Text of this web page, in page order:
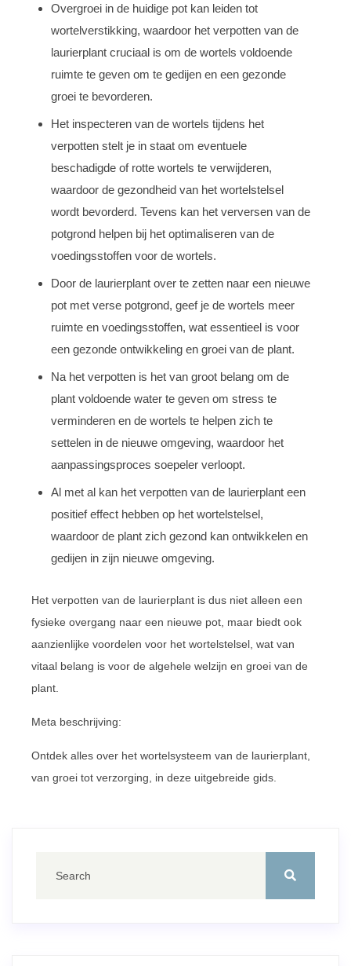
Overgroei in de huidige pot kan leiden tot
wortelverstikking, waardoor het verpotten van de
laurierplant cruciaal is om de wortels voldoende
ruimte te geven om te gedijen en een gezonde
groei te bevorderen.
Het inspecteren van de wortels tijdens het
verpotten stelt je in staat om eventuele
beschadigde of rotte wortels te verwijderen,
waardoor de gezondheid van het wortelstelsel
wordt bevorderd. Tevens kan het verversen van de
potgrond helpen bij het optimaliseren van de
voedingsstoffen voor de wortels.
Door de laurierplant over te zetten naar een nieuwe
pot met verse potgrond, geef je de wortels meer
ruimte en voedingsstoffen, wat essentieel is voor
een gezonde ontwikkeling en groei van de plant.
Na het verpotten is het van groot belang om de
plant voldoende water te geven om stress te
verminderen en de wortels te helpen zich te
settelen in de nieuwe omgeving, waardoor het
aanpassingsproces soepeler verloopt.
Al met al kan het verpotten van de laurierplant een
positief effect hebben op het wortelstelsel,
waardoor de plant zich gezond kan ontwikkelen en
gedijen in zijn nieuwe omgeving.
Het verpotten van de laurierplant is dus niet alleen een
fysieke overgang naar een nieuwe pot, maar biedt ook
aanzienlijke voordelen voor het wortelstelsel, wat van
vitaal belang is voor de algehele welzijn en groei van de
plant.
Meta beschrijving:
Ontdek alles over het wortelsysteem van de laurierplant,
van groei tot verzorging, in deze uitgebreide gids.